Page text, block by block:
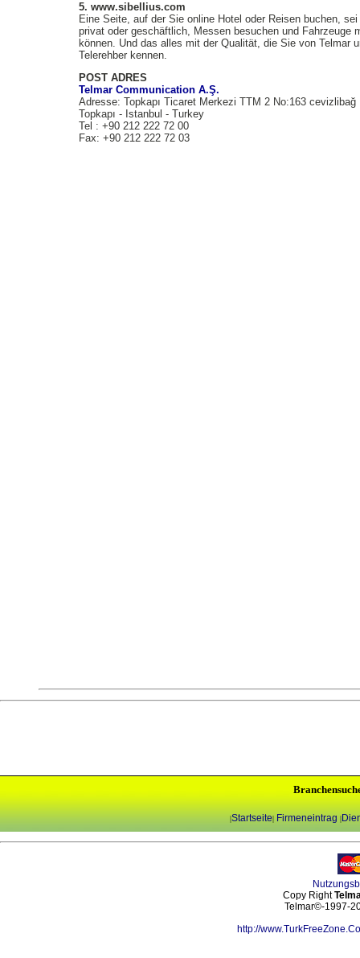
5. www.sibellius.com
Eine Seite, auf der Sie online Hotel oder Reisen buchen,
privat oder geschäftlich, Messen besuchen und Fahrzeuge
können. Und das alles mit der Qualität, die Sie von Telmar
Telerehber kennen.
POST ADRES
Telmar Communication A.Ş.
Adresse: Topkapı Ticaret Merkezi TTM 2 No:163 cevizlibağ
Topkapı - Istanbul - Turkey
Tel : +90 212 222 72 00
Fax: +90 212 222 72 03
|Startseite| Firmeneintrag |
Copy Right
Telmar©-1997-
http://